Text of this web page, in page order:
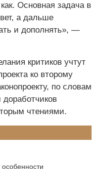
Основная задача в
а дальше
и дополнять», —
критиков учтут
ко второму
по словам
чтениями.